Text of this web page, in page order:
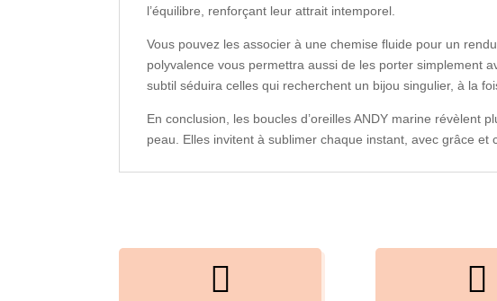
l’équilibre, renforçant leur attrait intemporel.
Vous pouvez les associer à une chemise fluide pour un
polyvalence vous permettra aussi de les porter simplement
subtil séduira celles qui recherchent un bijou singulier, à la
En conclusion, les boucles d’oreilles ANDY marine révèlent
peau. Elles invitent à sublimer chaque instant, avec grâce et
 